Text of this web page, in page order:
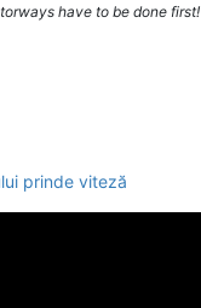
have to be done first!
prinde viteză